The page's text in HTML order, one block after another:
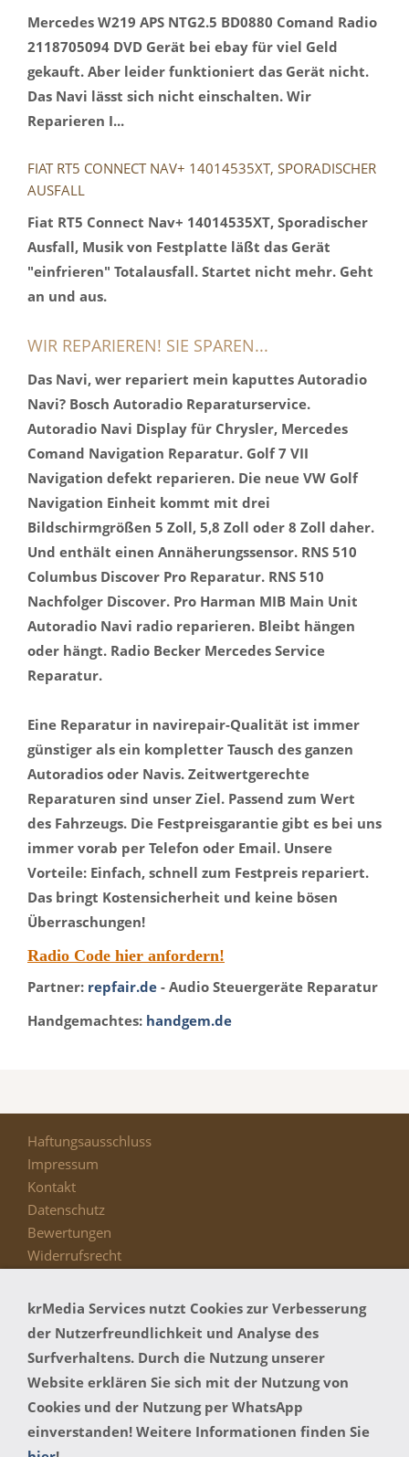
Mercedes W219 APS NTG2.5 BD0880 Comand Radio
2118705094 DVD Gerät bei ebay für viel Geld
gekauft. Aber leider funktioniert das Gerät nicht.
Das Navi lässt sich nicht einschalten. Wir
Reparieren I...
FIAT RT5 CONNECT NAV+ 14014535XT, SPORADISCHER
AUSFALL
Fiat RT5 Connect Nav+ 14014535XT, Sporadischer
Ausfall, Musik von Festplatte läßt das Gerät
"einfrieren" Totalausfall. Startet nicht mehr. Geht
an und aus.
WIR REPARIEREN! SIE SPAREN...
Das Navi, wer repariert mein kaputtes Autoradio
Navi? Bosch Autoradio Reparaturservice.
Autoradio Navi Display für Chrysler, Mercedes
Comand Navigation Reparatur. Golf 7 VII
Navigation defekt reparieren. Die neue VW Golf
Navigation Einheit kommt mit drei
Bildschirmgrößen 5 Zoll, 5,8 Zoll oder 8 Zoll daher.
Und enthält einen Annäherungssensor. RNS 510
Columbus Discover Pro Reparatur. RNS 510
Nachfolger Discover. Pro Harman MIB Main Unit
Autoradio Navi radio reparieren. Bleibt hängen
oder hängt. Radio Becker Mercedes Service
Reparatur.
Eine Reparatur in navirepair-Qualität ist immer
günstiger als ein kompletter Tausch des ganzen
Autoradios oder Navis. Zeitwertgerechte
Reparaturen sind unser Ziel. Passend zum Wert
des Fahrzeugs. Die Festpreisgarantie gibt es bei uns
immer vorab per Telefon oder Email. Unsere
Vorteile: Einfach, schnell zum Festpreis repariert.
Das bringt Kostensicherheit und keine bösen
Überraschungen!
Radio Code hier anfordern!
Partner: repfair.de - Audio Steuergeräte Reparatur
Handgemachtes: handgem.de
Haftungsausschluss
Impressum
Kontakt
Datenschutz
Bewertungen
Widerrufsrecht
Bildernachweis
Funktionsgarantie
navirepair.de - Wir reparieren Ihr defektes Navi
schnell und günstig! Alle verwendeten
Markennamen und Bezeichnungen sind
krMedia Services nutzt Cookies zur Verbesserung
der Nutzerfreundlichkeit und Analyse des
Surfverhaltens. Durch die Nutzung unserer
Website erklären Sie sich mit der Nutzung von
Cookies und der Nutzung per WhatsApp
einverstanden! Weitere Informationen finden Sie